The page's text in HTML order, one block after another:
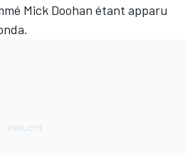
Mick Doohan étant apparu